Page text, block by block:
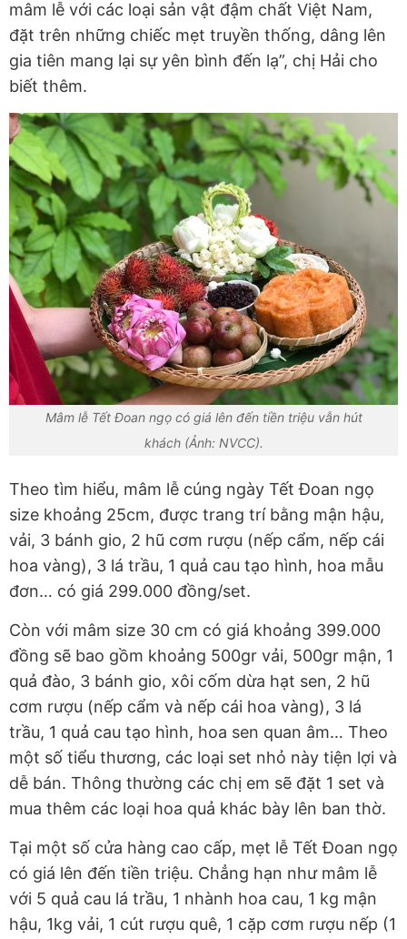
mâm lễ với các loại sản vật đậm chất Việt Nam,
đặt trên những chiếc mẹt truyền thống, dâng lên
gia tiên mang lại sự yên bình đến lạ”, chị Hải cho
biết thêm.
Mâm lễ Tết Đoan ngọ có giá lên đến tiền triệu vẫn hút
khách (Ảnh: NVCC).
Theo tìm hiểu, mâm lễ cúng ngày Tết Đoan ngọ
size khoảng 25cm, được trang trí bằng mận hậu,
vải, 3 bánh gio, 2 hũ cơm rượu (nếp cẩm, nếp cái
hoa vàng), 3 lá trầu, 1 quả cau tạo hình, hoa mẫu
đơn… có giá 299.000 đồng/set.
Còn với mâm size 30 cm có giá khoảng 399.000
đồng sẽ bao gồm khoảng 500gr vải, 500gr mận, 1
quả đào, 3 bánh gio, xôi cốm dừa hạt sen, 2 hũ
cơm rượu (nếp cẩm và nếp cái hoa vàng), 3 lá
trầu, 1 quả cau tạo hình, hoa sen quan âm… Theo
một số tiểu thương, các loại set nhỏ này tiện lợi và
dễ bán. Thông thường các chị em sẽ đặt 1 set và
mua thêm các loại hoa quả khác bày lên ban thờ.
Tại một số cửa hàng cao cấp, mẹt lễ Tết Đoan ngọ
có giá lên đến tiền triệu. Chẳng hạn như mâm lễ
với 5 quả cau lá trầu, 1 nhành hoa cau, 1 kg mận
hậu, 1kg vải, 1 cút rượu quê, 1 cặp cơm rượu nếp (1